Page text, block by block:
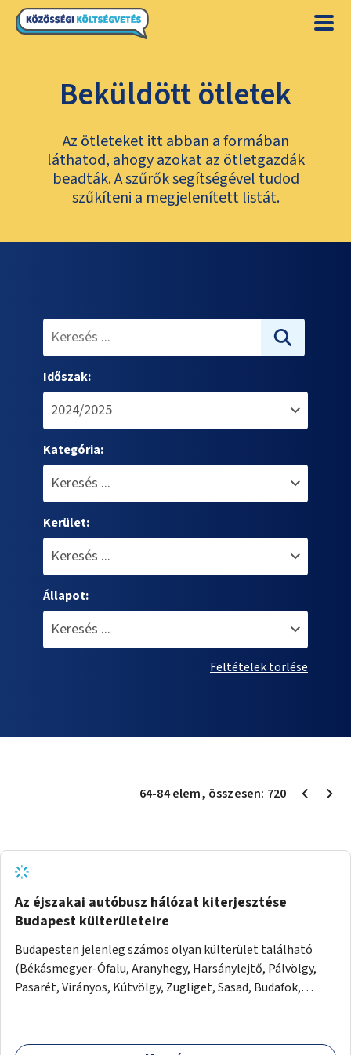
Beküldött ötletek
Az ötleteket itt abban a formában
láthatod, ahogy azokat az ötletgazdák
beadták. A szűrők segítségével tudod
szűkíteni a megjelenített listát.
Időszak:
Kategória:
Kerület:
Állapot:
Feltételek törlése
64-84elem, összesen: 720
Az éjszakai autóbusz hálózat kiterjesztése
Budapest külterületeire
Budapesten jelenleg számos olyan külterület található
(Békásmegyer-Ófalu, Aranyhegy, Harsánylejtő, Pálvölgy,
Pasarét, Virányos, Kútvölgy, Zugliget, Sasad, Budafok,
az, hogy ezeket a gyalogtávokat maximum 15-20 percesre